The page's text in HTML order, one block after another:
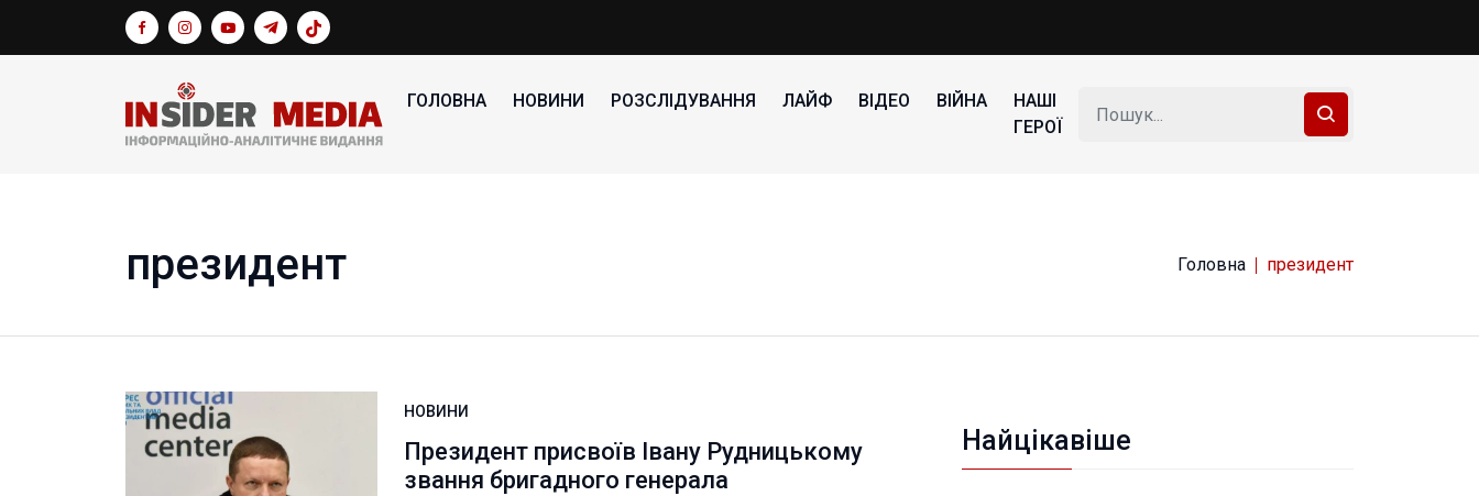
ГОЛОВНА НОВИНИ РОЗСЛІДУВАННЯ ЛАЙФ ВІДЕО ВІЙНА
НАШІ
ГЕРОЇ
президент Головна президент
НОВИНИ
Президент присвоїв Івану Рудницькому
звання бригадного генерала
Найцікавіше